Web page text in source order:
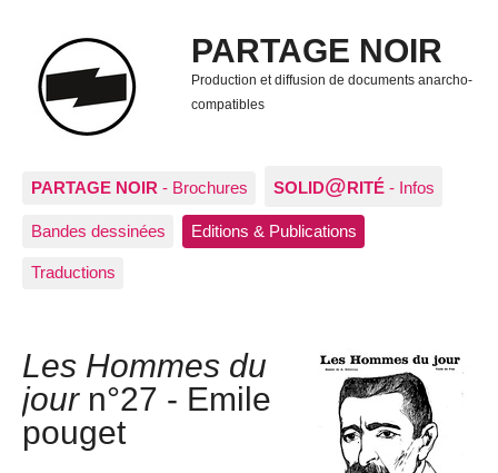
PARTAGE NOIR
Production et diffusion de documents anarcho-
compatibles
PARTAGE NOIR - Brochures SOLID@RITÉ - Infos
Bandes dessinées Editions & Publications
Traductions
Les Hommes du
journ°27 - Emile
pouget